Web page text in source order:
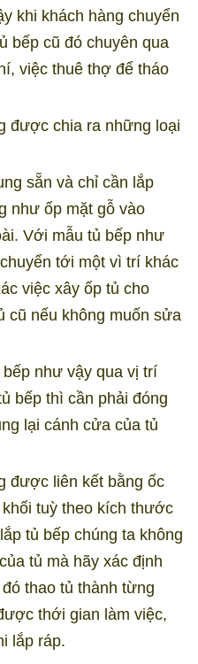
khi khách hàng chuyển
bếp cũ đó chuyên qua
việc thuê thợ để tháo
được chia ra những loại
sẵn và chỉ cần lắp
như ốp mặt gỗ vào
Với mẫu tủ bếp như
tới một vì trí khác
việc xây ốp tủ cho
cũ nếu không muốn sửa
như vậy qua vị trí
bếp thì cần phải đóng
lại cánh cửa của tủ
được liên kết bằng ốc
tuỳ theo kích thước
tủ bếp chúng ta không
tủ mà hãy xác định
thao tủ thành từng
thới gian làm việc,
lắp ráp.